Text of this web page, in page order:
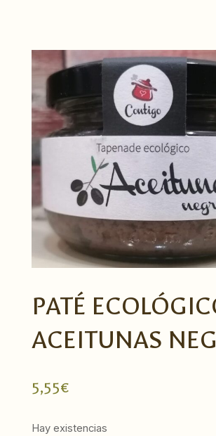
PATÉ
ACEITUNAS
5,55€
Hay existencias